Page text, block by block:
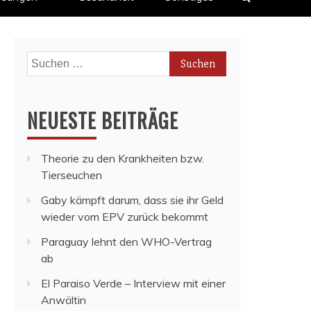
Suchen
nach:
NEUESTE BEITRÄGE
Theorie zu den Krankheiten bzw.
Tierseuchen
Gaby kämpft darum, dass sie ihr Geld
wieder vom EPV zurück bekommt
Paraguay lehnt den WHO-Vertrag
ab
El Paraiso Verde – Interview mit einer
Anwältin